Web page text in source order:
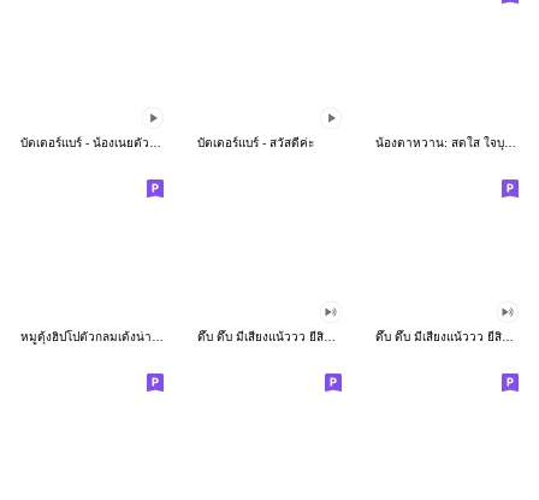
บัตเตอร์แบร์ - สวัสดีค่ะ น้องตาหวาน: สดใส ใจบุญ (สีพาสเทล)
หมูดุ้งฮิปโปตัวกลมเด้งน่ารัก ดึ๊บ ดึ๊บ มีเสียงแน้ววว ยี่สิบเจ็ด ดึ๊บ ดึ๊บ มีเสียงแน้ววว ยี่สิบหก